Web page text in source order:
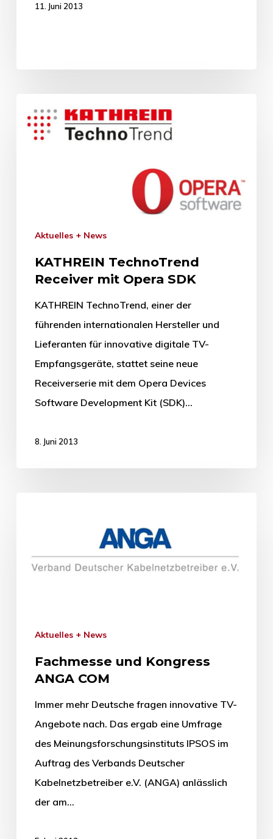
11. Juni 2013
Aktuelles + News
KATHREIN TechnoTrend
Receiver mit Opera SDK
KATHREIN TechnoTrend, einer der
führenden internationalen Hersteller und
Lieferanten für innovative digitale TV-
Empfangsgeräte, stattet seine neue
Receiverserie mit dem Opera Devices
Software Development Kit (SDK)…
8. Juni 2013
Aktuelles + News
Fachmesse und Kongress
ANGA COM
Immer mehr Deutsche fragen innovative TV-
Angebote nach. Das ergab eine Umfrage
des Meinungsforschungsinstituts IPSOS im
Auftrag des Verbands Deutscher
Kabelnetzbetreiber e.V. (ANGA) anlässlich
der am…